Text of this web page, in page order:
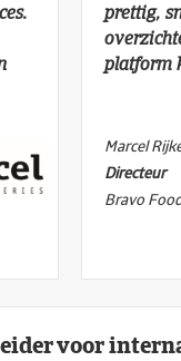
prettig,
platform
Marcel
Directeur
Bravo
voor